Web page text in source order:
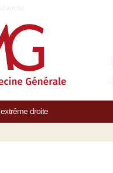
extrême droite